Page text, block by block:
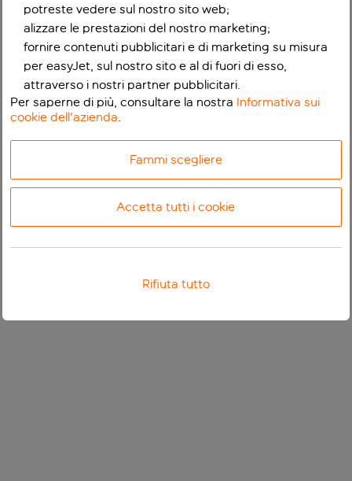
potreste vedere sul nostro sito web;
alizzare le prestazioni del nostro marketing;
fornire contenuti pubblicitari e di marketing su misura
per easyJet, sul nostro sito e al di fuori di esso,
attraverso i nostri partner pubblicitari.
Per saperne di più, consultare la nostra Informativa sui
cookie dell'azienda.
Fammi scegliere
Accetta tutti i cookie
Rifiuta tutto